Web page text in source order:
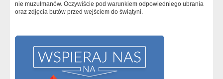
nie muzułmanów. Oczywiście pod warunkiem odpowiedniego ubrania
oraz zdjęcia butów przed wejściem do świątyni.